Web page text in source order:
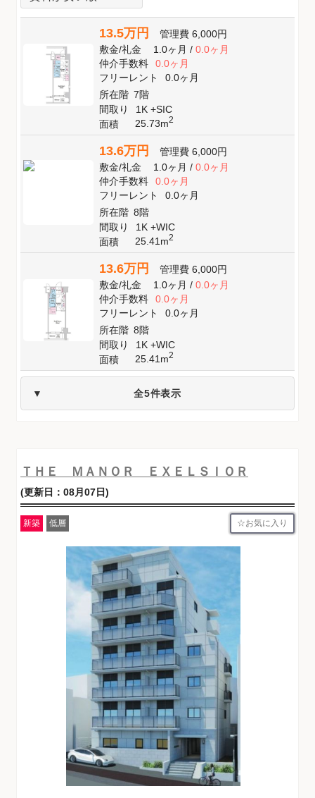
13.5万円 管理費 6,000円
敷金/礼金 1.0ヶ月/ 0.0ヶ月
仲介手数料
0.0ヶ月
フリーレント
0.0ヶ月
所在階 7階
間取り
1K +SIC
面積
25.73m2
13.6万円 管理費 6,000円
敷金/礼金 1.0ヶ月/ 0.0ヶ月
仲介手数料
0.0ヶ月
フリーレント
0.0ヶ月
所在階 8階
間取り
1K +WIC
面積
25.41m2
13.6万円 管理費 6,000円
敷金/礼金 1.0ヶ月/ 0.0ヶ月
仲介手数料
0.0ヶ月
フリーレント
0.0ヶ月
所在階 8階
間取り
1K +WIC
面積
25.41m2
全5件表示
ＴＨＥ ＭＡＮＯＲ ＥＸＥＬＳＩＯＲ
(更新日：08月07日)
新築 低層 お気に入り